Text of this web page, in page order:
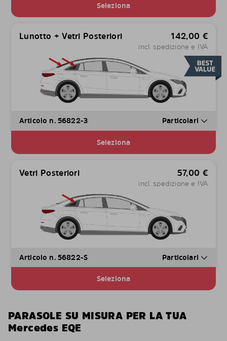
Seleziona
Lunotto + Vetri Posteriori 142,00 €
incl. spedizione e IVA
Articolo n. 56822-3 Particolari
Seleziona
Vetri Posteriori 57,00 €
incl. spedizione e IVA
Articolo n. 56822-S Particolari
Seleziona
PARASOLE SU MISURA PER LA TUA
Mercedes EQE